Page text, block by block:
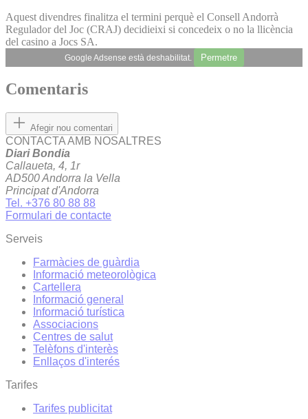
Aquest divendres finalitza el termini perquè el Consell Andorrà
Regulador del Joc (CRAJ) decidieixi si concedeix o no la llicència
del casino a Jocs SA.
Google Adsense està deshabilitat. Permetre
Comentaris
Afegir nou comentari
CONTACTA AMB NOSALTRES
Diari Bondia
Callaueta, 4, 1r
AD500 Andorra la Vella
Principat d'Andorra
Tel. +376 80 88 88
Formulari de contacte
Serveis
Farmàcies de guàrdia
Informació meteorològica
Cartellera
Informació general
Informació turística
Associacions
Centres de salut
Telèfons d'interès
Enllaços d'interés
Tarifes
Tarifes publicitat